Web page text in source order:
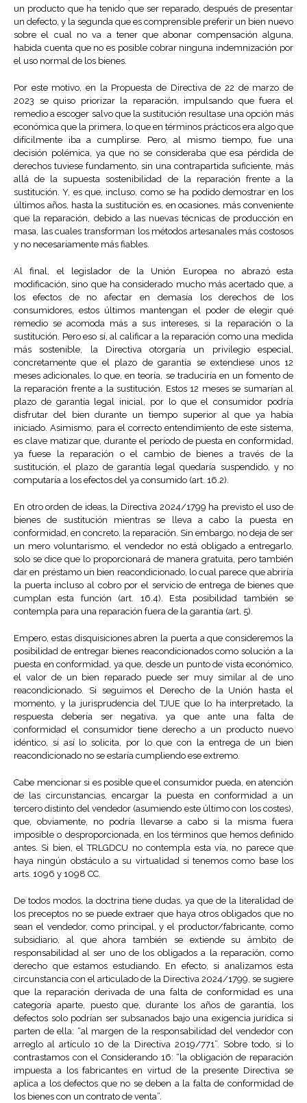
un producto que ha tenido que ser reparado, después de presentar
un defecto, y la segunda que es comprensible preferir un bien nuevo
sobre el cual no va a tener que abonar compensación alguna,
habida cuenta que no es posible cobrar ninguna indemnización por
el uso normal de los bienes.
Por este motivo, en la Propuesta de Directiva de 22 de marzo de
2023 se quiso priorizar la reparación, impulsando que fuera el
remedio a escoger salvo que la sustitución resultase una opción más
económica que la primera, lo que en términos prácticos era algo que
difícilmente iba a cumplirse. Pero, al mismo tiempo, fue una
decisión polémica, ya que no se consideraba que esa pérdida de
derechos tuviese fundamento, sin una contrapartida suficiente, más
allá de la supuesta sostenibilidad de la reparación frente a la
sustitución. Y, es que, incluso, como se ha podido demostrar en los
últimos años, hasta la sustitución es, en ocasiones, más conveniente
que la reparación, debido a las nuevas técnicas de producción en
masa, las cuales transforman los métodos artesanales más costosos
y no necesariamente más fiables.
Al final, el legislador de la Unión Europea no abrazó esta
modificación, sino que ha considerado mucho más acertado que, a
los efectos de no afectar en demasía los derechos de los
consumidores, estos últimos mantengan el poder de elegir qué
remedio se acomoda más a sus intereses, si la reparación o la
sustitución. Pero eso sí, al calificar a la reparación como una medida
más sostenible, la Directiva otorgaría un privilegio especial,
concretamente que el plazo de garantía se extendiese unos 12
meses adicionales, lo que, en teoría, se traduciría en un fomento de
la reparación frente a la sustitución. Estos 12 meses se sumarían al
plazo de garantía legal inicial, por lo que el consumidor podría
disfrutar del bien durante un tiempo superior al que ya había
iniciado. Asimismo, para el correcto entendimiento de este sistema,
es clave matizar que, durante el período de puesta en conformidad,
ya fuese la reparación o el cambio de bienes a través de la
sustitución, el plazo de garantía legal quedaría suspendido, y no
computaría a los efectos del ya consumido (art. 16.2).
En otro orden de ideas, la Directiva 2024/1799 ha previsto el uso de
bienes de sustitución mientras se lleva a cabo la puesta en
conformidad, en concreto, la reparación. Sin embargo, no deja de ser
un mero voluntarismo, el vendedor no está obligado a entregarlo,
solo se dice que lo proporcionará de manera gratuita, pero también
dar en préstamo un bien reacondicionado, lo cual parece que abriría
la puerta incluso al cobro por el servicio de entrega de bienes que
cumplan esta función (art. 16.4). Esta posibilidad también se
contempla para una reparación fuera de la garantía (art. 5).
Empero, estas disquisiciones abren la puerta a que consideremos la
posibilidad de entregar bienes reacondicionados como solución a la
puesta en conformidad, ya que, desde un punto de vista económico,
el valor de un bien reparado puede ser muy similar al de uno
reacondicionado. Si seguimos el Derecho de la Unión hasta el
momento, y la jurisprudencia del TJUE que lo ha interpretado, la
respuesta debería ser negativa, ya que ante una falta de
conformidad el consumidor tiene derecho a un producto nuevo
idéntico, si así lo solicita, por lo que con la entrega de un bien
reacondicionado no se estaría cumpliendo ese extremo.
Cabe mencionar si es posible que el consumidor pueda, en atención
de las circunstancias, encargar la puesta en conformidad a un
tercero distinto del vendedor (asumiendo este último con los costes),
que, obviamente, no podría llevarse a cabo si la misma fuera
imposible o desproporcionada, en los términos que hemos definido
antes. Si bien, el TRLGDCU no contempla esta vía, no parece que
haya ningún obstáculo a su virtualidad si tenemos como base los
arts. 1096 y 1098 CC.
De todos modos, la doctrina tiene dudas, ya que de la literalidad de
los preceptos no se puede extraer que haya otros obligados que no
sean el vendedor, como principal, y el productor/fabricante, como
subsidiario, al que ahora también se extiende su ámbito de
responsabilidad al ser uno de los obligados a la reparación, como
derecho que estamos estudiando. En efecto, si analizamos esta
circunstancia con el articulado de la Directiva 2024/1799, se sugiere
que la reparación derivada de una falta de conformidad es una
categoría aparte, puesto que, durante los años de garantía, los
defectos solo podrían ser subsanados bajo una exigencia jurídica si
parten de ella: “al margen de la responsabilidad del vendedor con
arreglo al artículo 10 de la Directiva 2019/771”. Sobre todo, si lo
contrastamos con el Considerando 16: “la obligación de reparación
impuesta a los fabricantes en virtud de la presente Directiva se
aplica a los defectos que no se deben a la falta de conformidad de
los bienes con un contrato de venta”.